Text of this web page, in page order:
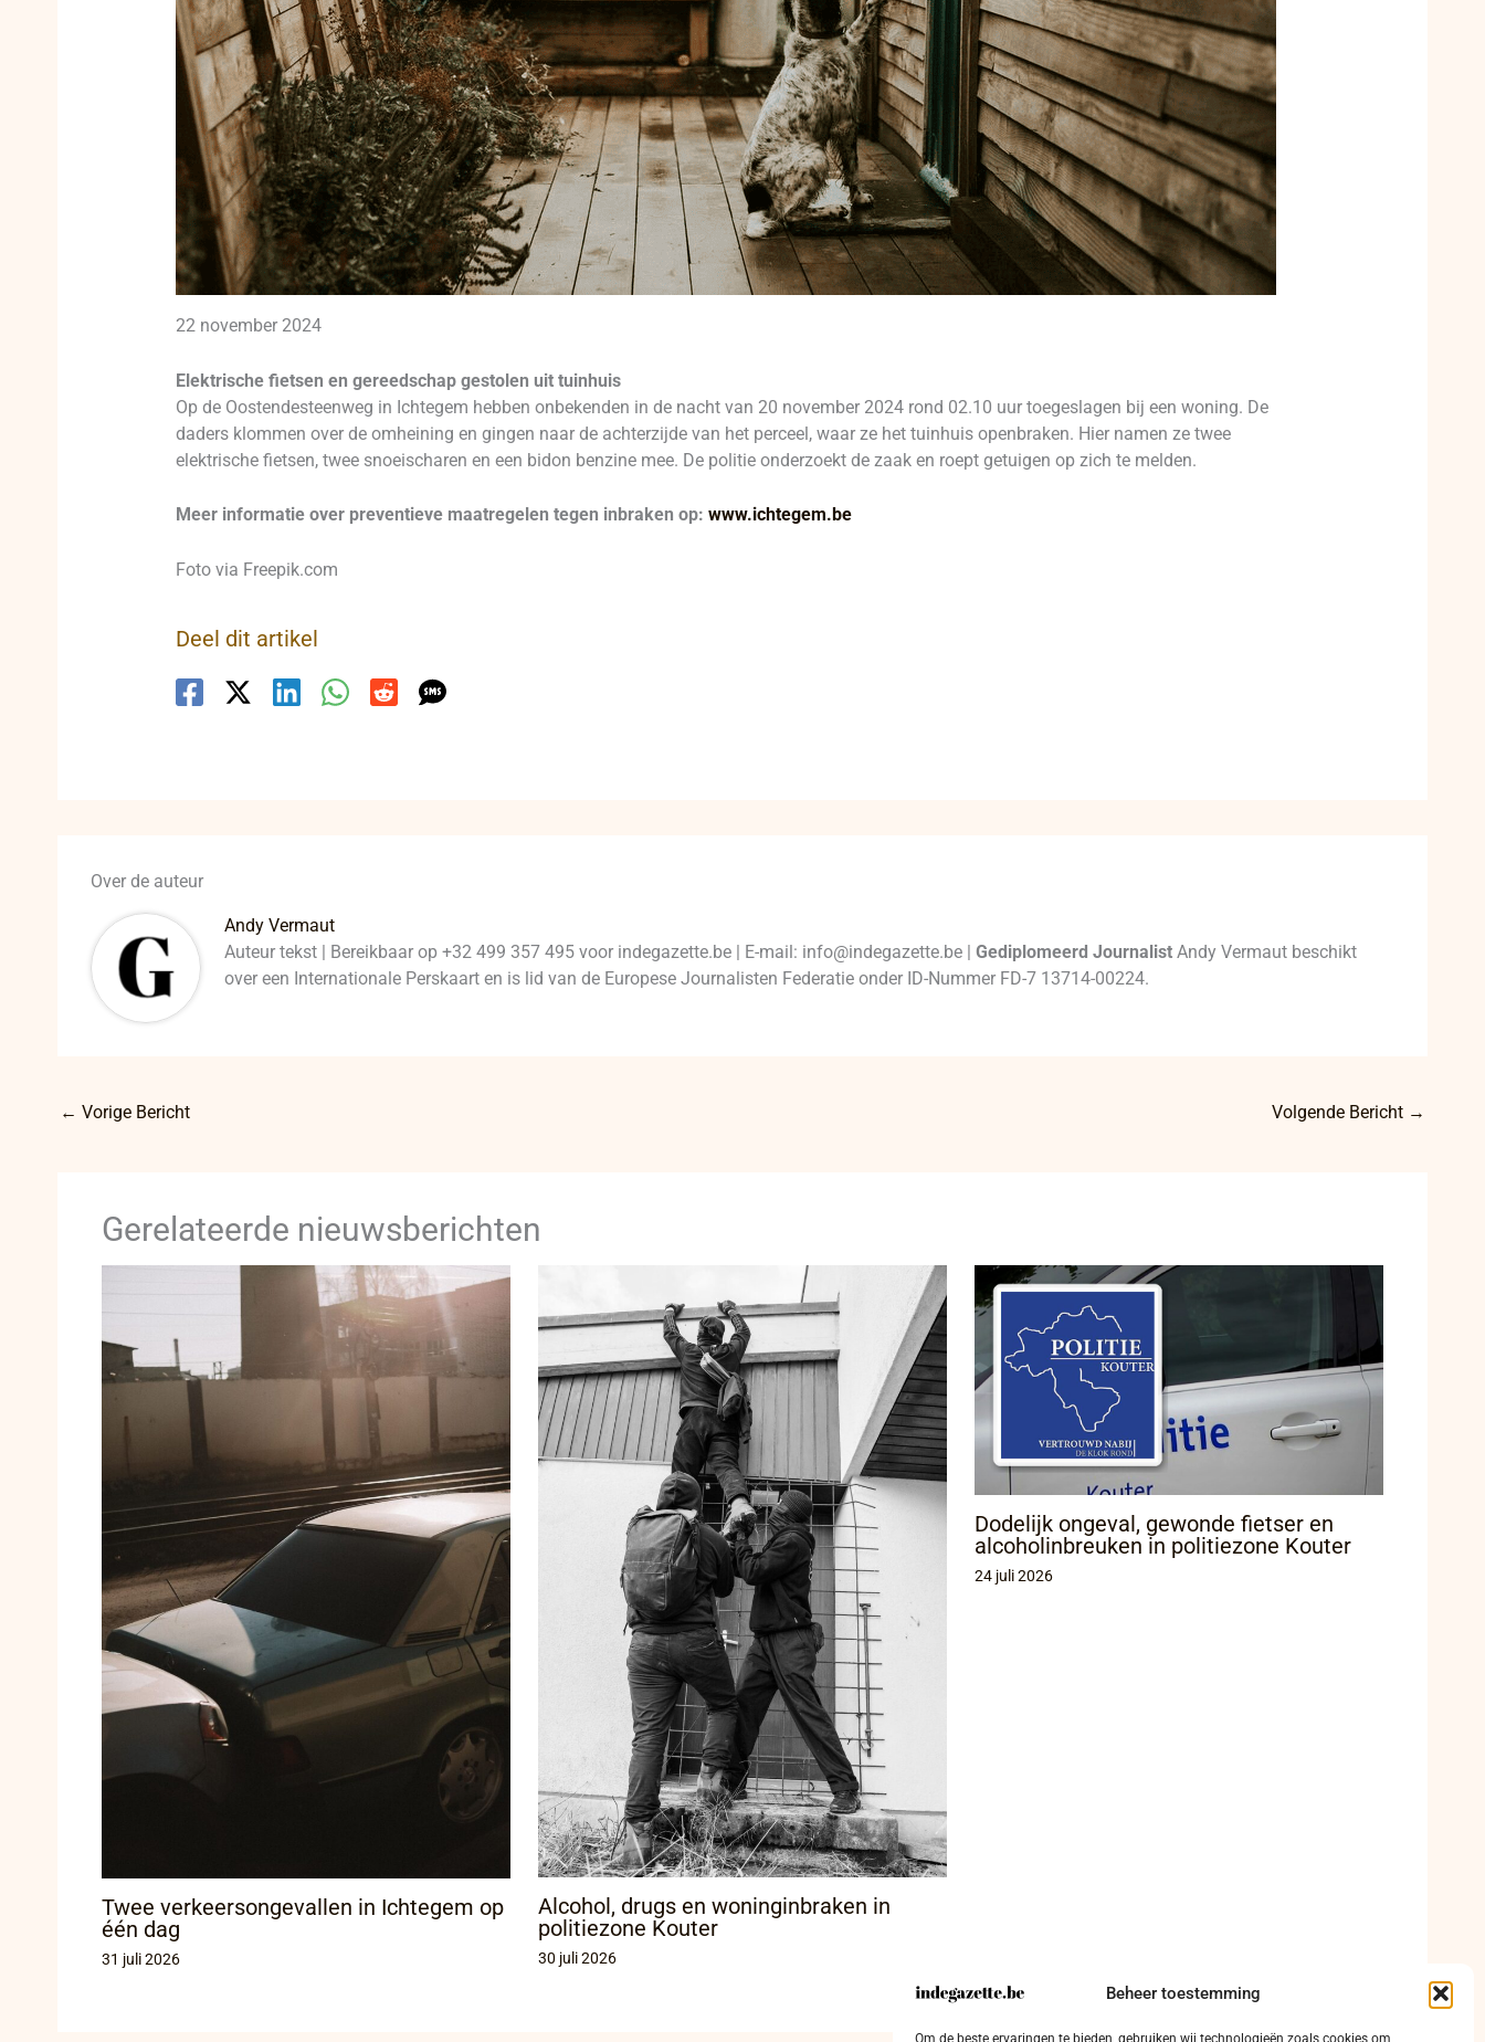
Beheer toestemming
Om de beste ervaringen te bieden, gebruiken wij technologieën zoals cookies om
22 november 2024
Elektrische fietsen en gereedschap gestolen uit tuinhuis
Op de Oostendesteenweg in Ichtegem hebben onbekenden in de nacht van 20 november 2024 rond 02.10 uur toegeslagen bij een woning. De
daders klommen over de omheining en gingen naar de achterzijde van het perceel, waar ze het tuinhuis openbraken. Hier namen ze twee
elektrische fietsen, twee snoeischaren en een bidon benzine mee. De politie onderzoekt de zaak en roept getuigen op zich te melden.
Meer informatie over preventieve maatregelen tegen inbraken op: www.ichtegem.be
Foto via Freepik.com
Deel dit artikel
Over de auteur
Andy Vermaut
Auteur tekst | Bereikbaar op +32 499 357 495 voor indegazette.be | E-mail: info@indegazette.be |Gediplomeerd Journalist Andy Vermaut beschikt
over een Internationale Perskaart en is lid van de Europese Journalisten Federatie onder ID-Nummer FD-7 13714-00224.
← Vorige Bericht Volgende Bericht →
Gerelateerde nieuwsberichten
Twee verkeersongevallen in Ichtegem op
één dag
31 juli 2026
Alcohol, drugs en woninginbraken in
politiezone Kouter
30 juli 2026
Dodelijk ongeval, gewonde fietser en
alcoholinbreuken in politiezone Kouter
24 juli 2026